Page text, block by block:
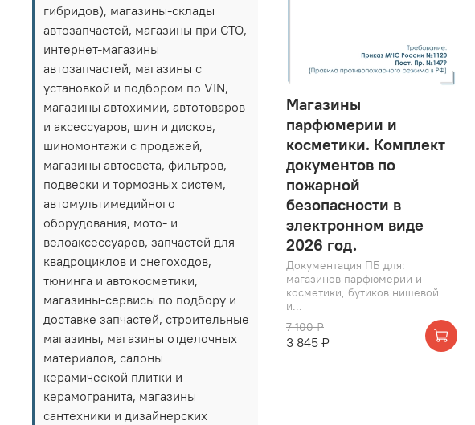
Магазины
парфюмерии и
косметики. Комплект
документов по
пожарной
безопасности в
электронном виде
2026 год.
Документация ПБ для:
магазинов парфюмерии и
косметики, бутиков нишевой
и...
7 100 ₽
3 845 ₽
гибридов), магазины-склады
автозапчастей, магазины при СТО,
интернет-магазины
автозапчастей, магазины с
установкой и подбором по VIN,
магазины автохимии, автотоваров
и аксессуаров, шин и дисков,
шиномонтажи с продажей,
магазины автосвета, фильтров,
подвески и тормозных систем,
автомультимедийного
оборудования, мото- и
велоаксессуаров, запчастей для
квадроциклов и снегоходов,
тюнинга и автокосметики,
магазины-сервисы по подбору и
доставке запчастей, строительные
магазины, магазины отделочных
материалов, салоны
керамической плитки и
керамогранита, магазины
сантехники и дизайнерских